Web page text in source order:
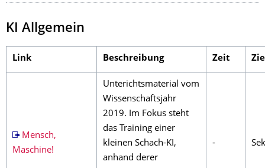
KI Allgemein
Link Beschreibung Zeit
Mensch,
Maschine!
Unterichtsmaterial vom
Wissenschaftsjahr
2019. Im Fokus steht
das Training einer
kleinen Schach-KI,
anhand derer
-